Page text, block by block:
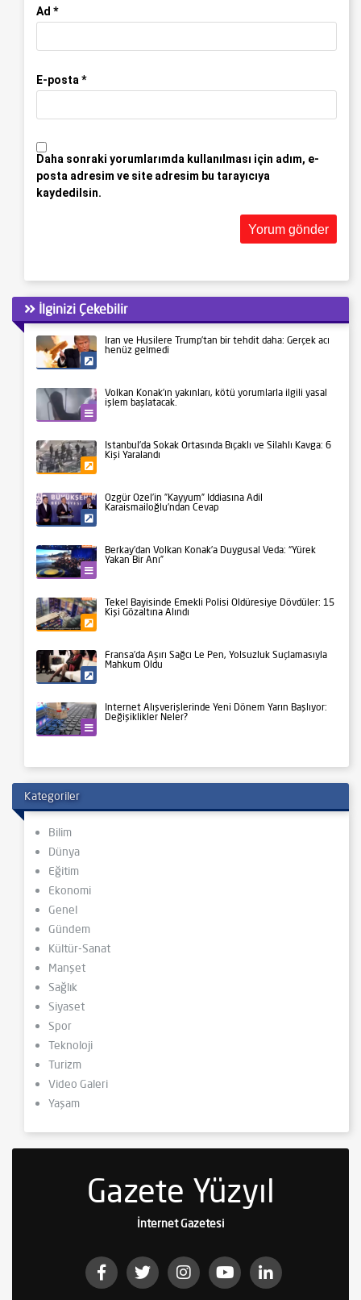
Ad *
E-posta *
Daha sonraki yorumlarımda kullanılması için adım, e-
posta adresim ve site adresim bu tarayıcıya
kaydedilsin.
İlginizi Çekebilir
İran ve Husilere Trump’tan bir tehdit daha: Gerçek acı
henüz gelmedi
Volkan Konak’ın yakınları, kötü yorumlarla ilgili yasal
işlem başlatacak.
İstanbul’da Sokak Ortasında Bıçaklı ve Silahlı Kavga: 6
Kişi Yaralandı
Özgür Özel’in ”Kayyum” İddiasına Adil
Karaismailoğlu’ndan Cevap
Berkay’dan Volkan Konak’a Duygusal Veda: “Yürek
Yakan Bir Anı”
Tekel Bayisinde Emekli Polisi Öldüresiye Dövdüler: 15
Kişi Gözaltına Alındı
Fransa’da Aşırı Sağcı Le Pen, Yolsuzluk Suçlamasıyla
Mahkum Oldu
İnternet Alışverişlerinde Yeni Dönem Yarın Başlıyor:
Değişiklikler Neler?
Kategoriler
Bilim
Dünya
Eğitim
Ekonomi
Genel
Gündem
Kültür-Sanat
Manşet
Sağlık
Siyaset
Spor
Teknoloji
Turizm
Video Galeri
Yaşam
Gazete Yüzyıl
İnternet Gazetesi